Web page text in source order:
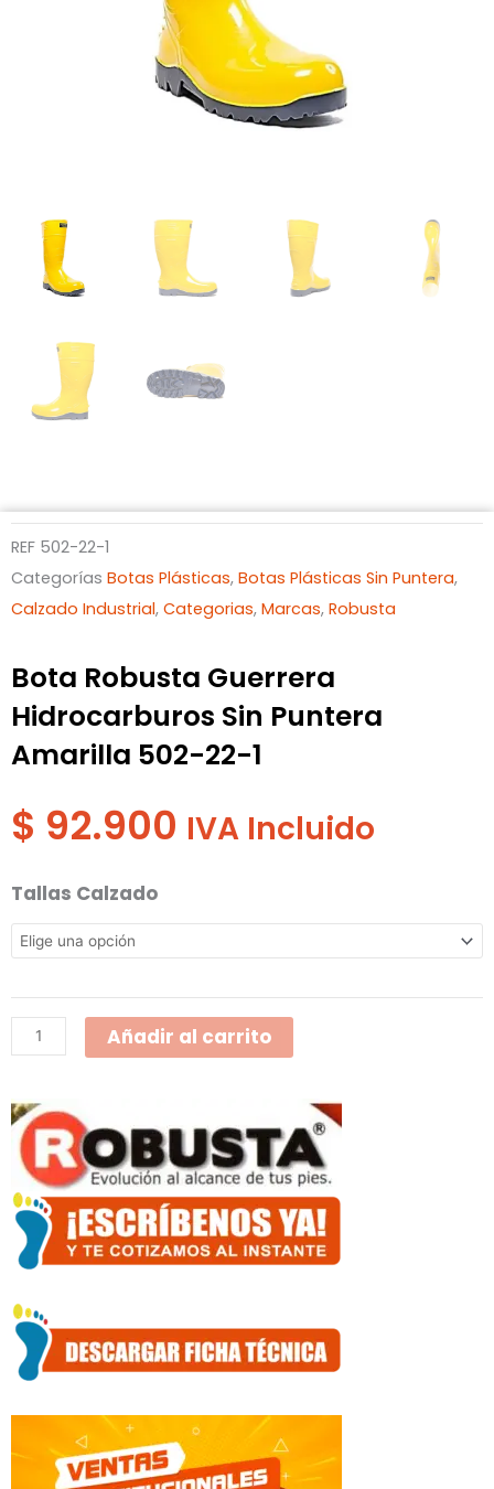
REF 502-22-1
Categorías Botas Plásticas, Botas Plásticas Sin Puntera,
Calzado Industrial, Categorias, Marcas, Robusta
Bota Robusta Guerrera
Hidrocarburos Sin Puntera
Amarilla 502-22-1
$ 92.900 IVA Incluido
Tallas Calzado
Bota
Robusta
Guerrera
Sin
Puntera
502-
22-
cantidad
Añadir al carrito